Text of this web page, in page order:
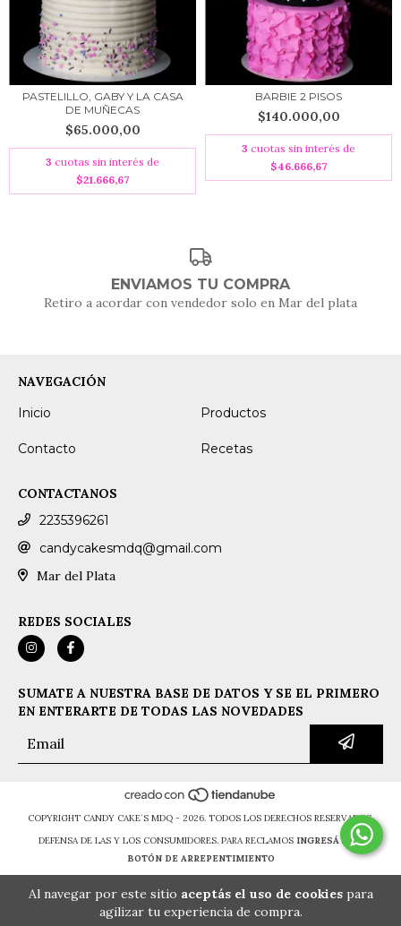
Al navegar por este sitio aceptás el uso de cookiespara
agilizar tu experiencia de compra.
PASTELILLO, GABY Y LA CASA
DE MUÑECAS
$65.000,00
3 cuotas sin interés de
$21.666,67
BARBIE 2 PISOS
$140.000,00
3 cuotas sin interés de
$46.666,67
ENVIAMOS TU COMPRA
Retiro a acordar con vendedor solo en Mar del plata
NAVEGACIÓN
Inicio
Productos
Contacto Recetas
CONTACTANOS
2235396261
candycakesmdq@gmail.com
Mar del Plata
REDES SOCIALES
SUMATE A NUESTRA BASE DE DATOS Y SE EL PRIMERO
EN ENTERARTE DE TODAS LAS NOVEDADES
COPYRIGHT CANDY CAKE´S MDQ - 2026. TODOS LOS DERECHOS RESERVADOS.
DEFENSA DE LAS Y LOS CONSUMIDORES. PARA RECLAMOS INGRESÁ ACÁ.
BOTÓN DE ARREPENTIMIENTO